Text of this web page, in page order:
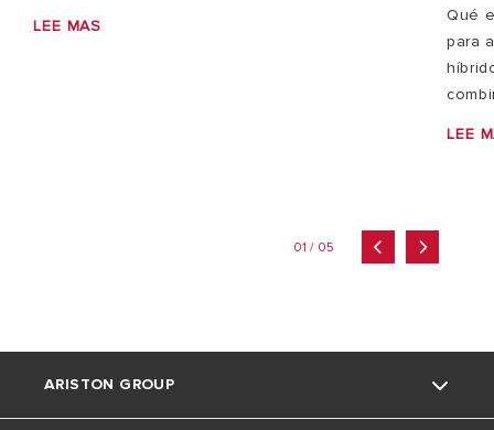
LEE MAS
Qué
para
LEE
01 / 05
ARISTON GROUP